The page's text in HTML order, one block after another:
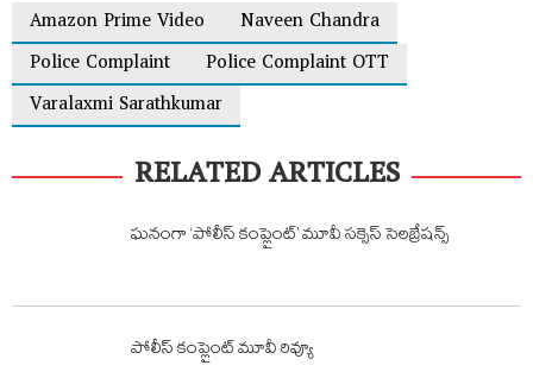
Amazon Prime Video
Naveen Chandra
Police Complaint
Police Complaint OTT
Varalaxmi Sarathkumar
RELATED ARTICLES
ఘనంగా ‘పోలీస్ కంప్లైంట్’ మూవీ సక్సెస్ సెలబ్రేషన్స్
పోలీస్ కంప్లైంట్ మూవీ రివ్యూ